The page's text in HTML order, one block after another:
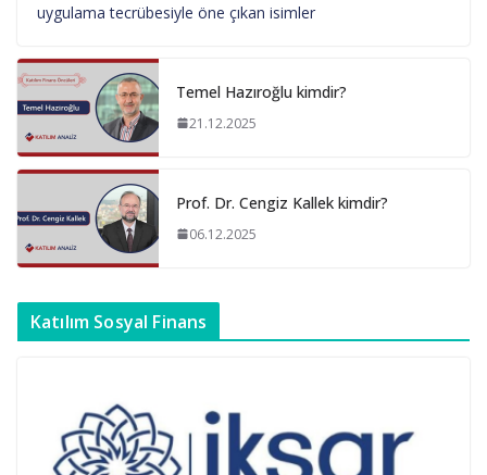
uygulama tecrübesiyle öne çıkan isimler
Temel Hazıroğlu kimdir?
21.12.2025
Prof. Dr. Cengiz Kallek kimdir?
06.12.2025
Katılım Sosyal Finans